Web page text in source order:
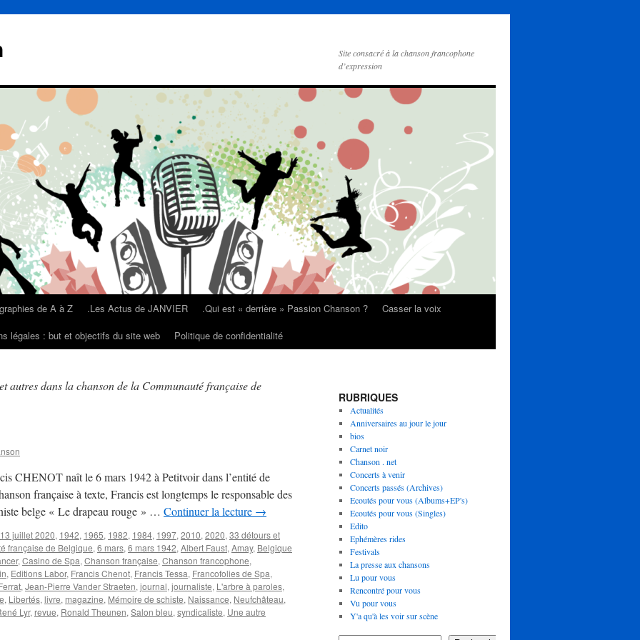
Site consacré à la chanson francophone
d’expression
de A à Z .Les Actus de JANVIER .Qui est « derrière » Passion Chanson ?
Casser la voix
légales : but et objectifs du site web Politique de confidentialité
autres dans la chanson de la Communauté française de
CHENOT naît le 6 mars 1942 à Petitvoir dans l’entité de
française à texte, Francis est longtemps le responsable des
belge « Le drapeau rouge » … Continuer la lecture →
13 juillet 2020, 1942, 1965, 1982, 1984, 1997, 2010, 2020, 33 détours et
française de Belgique, 6 mars, 6 mars 1942, Albert Faust, Amay, Belgique
, Casino de Spa, Chanson française, Chanson francophone,
, Editions Labor, Francis Chenot, Francis Tessa, Francofolies de Spa,
, Jean-Pierre Vander Straeten, journal, journaliste, L'arbre à paroles,
, Libertés, livre, magazine, Mémoire de schiste, Naissance, Neufchâteau,
Lyr, revue, Ronald Theunen, Salon bleu, syndicaliste, Une autre
RUBRIQUES
Actualités
Anniversaires au jour le jour
bios
Carnet noir
Chanson . net
Concerts à venir
Concerts passés (Archives)
Ecoutés pour vous (Albums+EP's)
Ecoutés pour vous (Singles)
Edito
Ephémères rides
Festivals
La presse aux chansons
Lu pour vous
Rencontré pour vous
Vu pour vous
Y'a qu'à les voir sur scène